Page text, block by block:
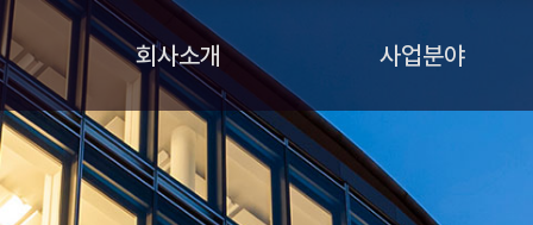
회사소개 사업분야